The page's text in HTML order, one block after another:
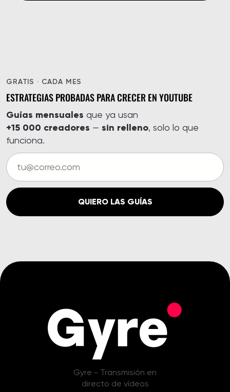
GRATIS · CADA MES
ESTRATEGIAS PROBADAS PARA CRECER EN YOUTUBE
Guías mensuales que ya usan
+15 000 creadores — sin relleno, solo lo que
funciona.
QUIERO LAS GUÍAS
Gyre - Transmisión en
directo de vídeos